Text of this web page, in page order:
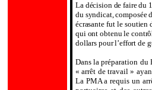
La décision de faire du
du syndicat, composée
écrasante fut le soutien
qui ont obtenu le
dollars pour l’effort de
Dans la préparation du
« arrêt de travail »
La PMA a requis un